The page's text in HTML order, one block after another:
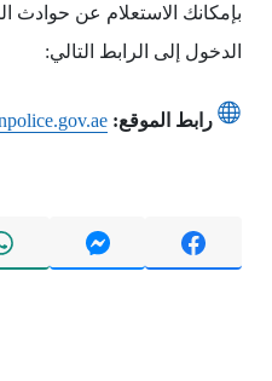
بإمكانك الاستعلام عن حوادث
الدخول إلى الرابط التالي:
رابط الموقع: